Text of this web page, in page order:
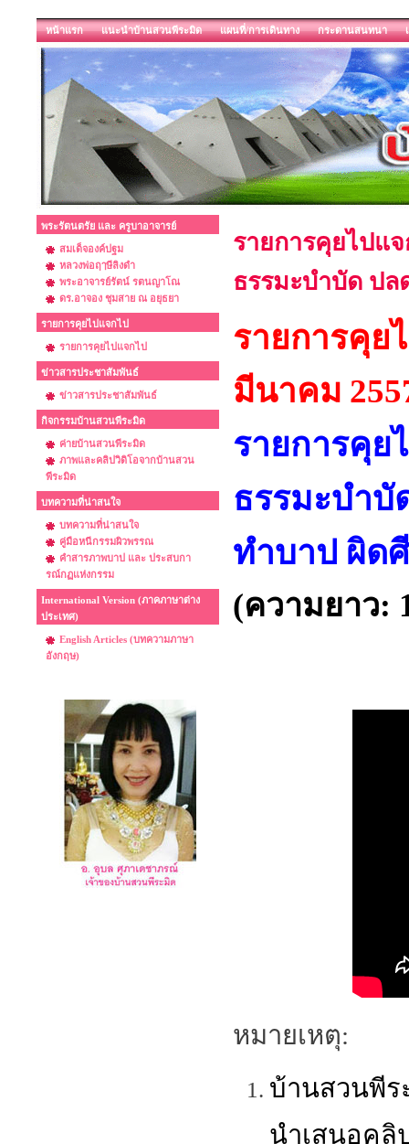
หน้าแรก แนะนำบ้านสวนพีระมิด แผนที่/การเดินทาง กระดานสนทนา
พระรัตนตรัย และ ครูบาอาจารย์
สมเด็จองค์ปฐม
หลวงพ่อฤๅษีลิงดำ
พระอาจารย์รัตน์ รตนญาโณ
ดร.อาจอง ชุมสาย ณ อยุธยา
รายการคุยไปแจกไป
รายการคุยไปแจกไป
ข่าวสารประชาสัมพันธ์
ข่าวสารประชาสัมพันธ์
กิจกรรมบ้านสวนพีระมิด
ค่ายบ้านสวนพีระมิด
ภาพและคลิปวิดิโอจากบ้านสวน
พีระมิด
บทความที่น่าสนใจ
บทความที่น่าสนใจ
คู่มือหนีกรรมผิวพรรณ
คำสารภาพบาป และ ประสบกา
รณ์กฏแห่งกรรม
International Version (ภาคภาษาต่าง
ประเทศ)
English Articles (บทความภาษา
อังกฤษ)
รายการคุยไปแ
ธรรมะบำบัด ป
รายการคุ
มีนาคม
รายการคุย
ธรรมะบำ
ทำบาป ผิด
(ความยาว:
หมายเหตุ:
บ้านสวนพี
นำเสนอคลิ